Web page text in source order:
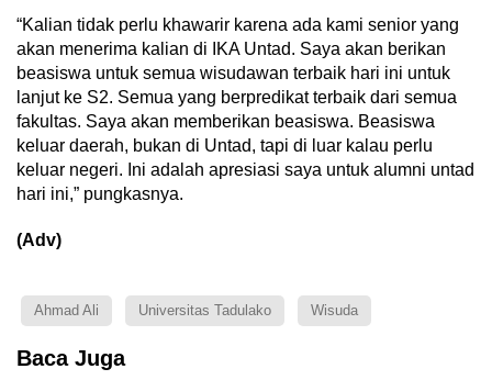
“Kalian tidak perlu khawarir karena ada kami senior yang
akan menerima kalian di IKA Untad. Saya akan berikan
beasiswa untuk semua wisudawan terbaik hari ini untuk
lanjut ke S2. Semua yang berpredikat terbaik dari semua
fakultas. Saya akan memberikan beasiswa. Beasiswa
keluar daerah, bukan di Untad, tapi di luar kalau perlu
keluar negeri. Ini adalah apresiasi saya untuk alumni untad
hari ini,” pungkasnya.
(Adv)
Ahmad Ali Universitas Tadulako Wisuda
Baca Juga